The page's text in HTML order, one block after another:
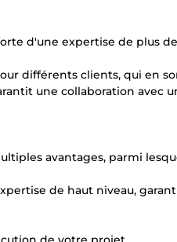
d'une expertise de plus
différents clients, qui en
une collaboration avec
avantages, parmi
de haut niveau,